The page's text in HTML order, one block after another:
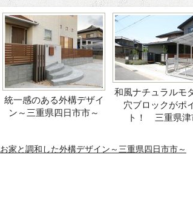
統一感のある外構デザイ
ン～三重県四日市市～
和風ナチュラルモ
穴ブロックがポ
ト！ 三重県津
お家と調和した外構デザイン～三重県四日市市～